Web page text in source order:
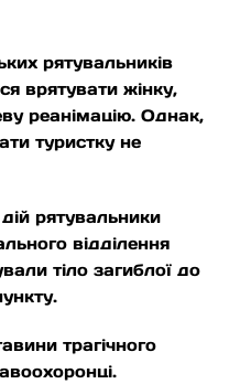
рятувальників
врятувати жінку,
реанімацію. Однак,
туристку не
рятувальники
відділення
тіло загиблої до
трагічного